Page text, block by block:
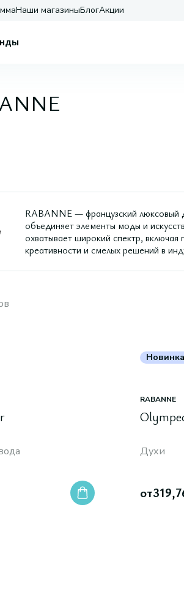
Наши магазиныБлогАкции
RABANNE — французский
объединяет элементы моды и
охватывает широкий спектр,
креативности и смелых решений в
Новинка
RABANNE
Духи
от